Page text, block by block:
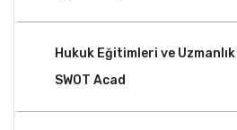
Hukuk Eğitimleri ve Uzmanlık
SWOT Acad